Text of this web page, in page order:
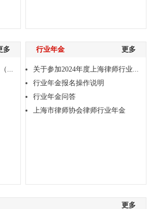
多
...
行业年金 更多
关于参加2024年度上海律师行业...
行业年金报名操作说明
行业年金问答
上海市律师协会律师行业年金
更多